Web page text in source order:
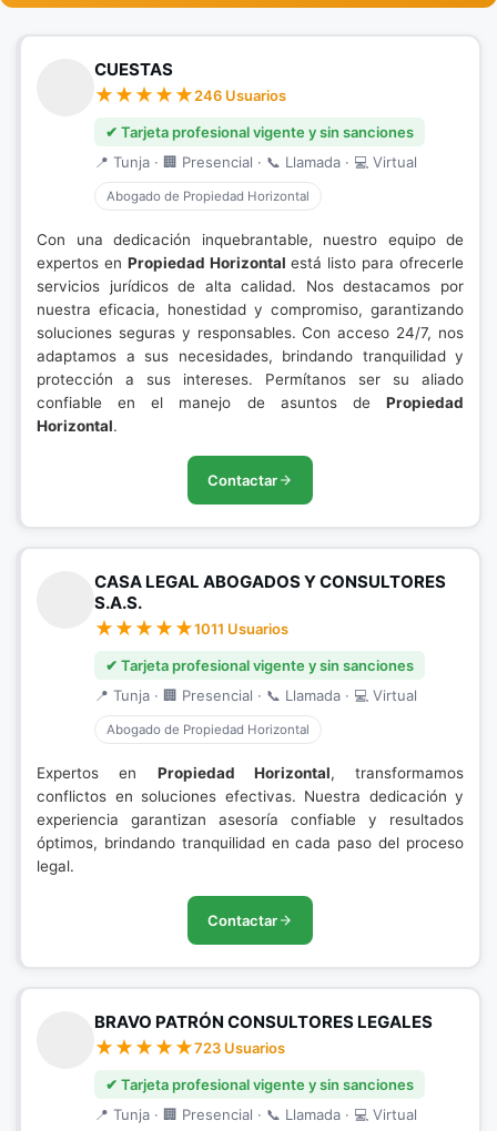
CUESTAS
246 Usuarios
✔ Tarjeta profesional vigente y sin sanciones
📍 Tunja · 🏢 Presencial · 📞 Llamada · 💻 Virtual
Abogado de Propiedad Horizontal
Con una dedicación inquebrantable, nuestro equipo de
expertos en Propiedad Horizontal está listo para ofrecerle
servicios jurídicos de alta calidad. Nos destacamos por
nuestra eficacia, honestidad y compromiso, garantizando
soluciones seguras y responsables. Con acceso 24/7, nos
adaptamos a sus necesidades, brindando tranquilidad y
protección a sus intereses. Permítanos ser su aliado
confiable en el manejo de asuntos de Propiedad
Horizontal.
Contactar
CASA LEGAL ABOGADOS Y CONSULTORES
S.A.S.
1011 Usuarios
✔ Tarjeta profesional vigente y sin sanciones
📍 Tunja · 🏢 Presencial · 📞 Llamada · 💻 Virtual
Abogado de Propiedad Horizontal
Expertos en Propiedad Horizontal, transformamos
conflictos en soluciones efectivas. Nuestra dedicación y
experiencia garantizan asesoría confiable y resultados
óptimos, brindando tranquilidad en cada paso del proceso
legal.
Contactar
BRAVO PATRÓN CONSULTORES LEGALES
723 Usuarios
✔ Tarjeta profesional vigente y sin sanciones
📍 Tunja · 🏢 Presencial · 📞 Llamada · 💻 Virtual